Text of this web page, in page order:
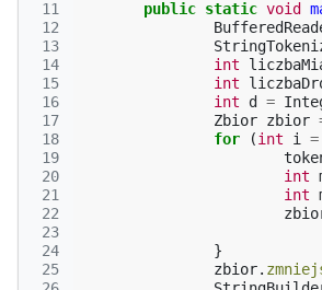
11
12
13
14
15
16
17
18
19
20
21
22
23
24
25
public static void
int
int
int
d =
Zbior zbior
for
(int i =
int
int
}
zbior.